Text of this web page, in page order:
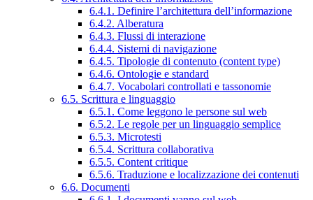
6.4.1. Definire l’architettura dell’informazione
6.4.2. Alberatura
6.4.3. Flussi di interazione
6.4.4. Sistemi di navigazione
6.4.5. Tipologie di contenuto (content type)
6.4.6. Ontologie e standard
6.4.7. Vocabolari controllati e tassonomie
6.5. Scrittura e linguaggio
6.5.1. Come leggono le persone sul web
6.5.2. Le regole per un linguaggio semplice
6.5.3. Microtesti
6.5.4. Scrittura collaborativa
6.5.5. Content critique
6.5.6. Traduzione e localizzazione dei contenuti
6.6. Documenti